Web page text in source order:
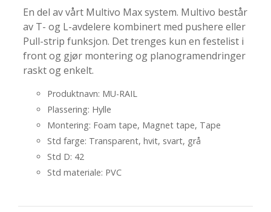
En del av vårt Multivo Max system. Multivo består
av T- og L-avdelere kombinert med pushere eller
Pull-strip funksjon. Det trenges kun en festelist i
front og gjør montering og planogramendringer
raskt og enkelt.
Produktnavn: MU-RAIL
Plassering: Hylle
Montering: Foam tape, Magnet tape, Tape
Std farge: Transparent, hvit, svart, grå
Std D: 42
Std materiale: PVC